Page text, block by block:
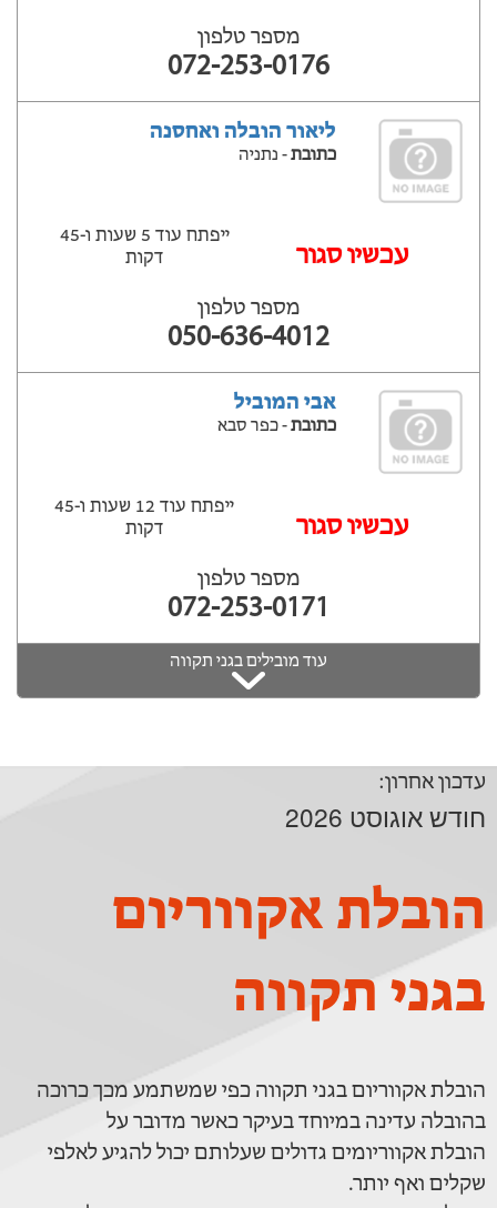
מספר טלפון
072-253-0176
ליאור הובלה ואחסנה
כתובת- נתניה
עכשיו סגור
ייפתח עוד 5 שעות ‫ו-45
דקות
מספר טלפון
050-636-4012
אבי המוביל
כתובת- כפר סבא
עכשיו סגור
ייפתח עוד 12 שעות ‫ו-45
דקות
מספר טלפון
072-253-0171
עוד מובילים בגני תקווה
עדכון אחרון:
חודש אוגוסט 2026
הובלת אקווריום
בגני תקווה
הובלת אקווריום בגני תקווה כפי שמשתמע מכך כרוכה
בהובלה עדינה במיוחד בעיקר כאשר מדובר על
הובלת אקווריומים גדולים שעלותם יכול להגיע לאלפי
שקלים ואף יותר.